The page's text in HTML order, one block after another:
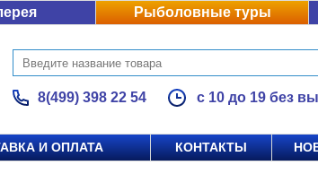
Рыболовные туры
8(499) 398 22 54 с 10 до 19 без
И ОПЛАТА КОНТАКТЫ